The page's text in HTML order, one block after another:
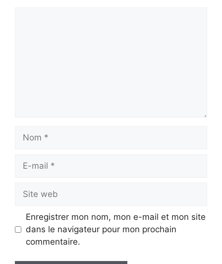
Nom
Site
web
Enregistrer mon nom, mon e-mail et mon site
dans le navigateur pour mon prochain
commentaire.